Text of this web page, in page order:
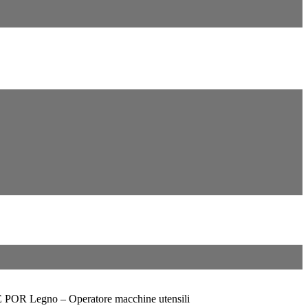
POR Legno – Operatore macchine utensili